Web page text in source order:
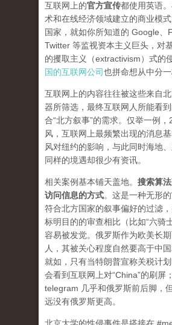
互联网上的官方宣传都使用英语
术和在线经济领域建立的商业模
国家，就如你所知道的 Google、
Twitter 等监视资本主义巨头，对
的攫取主义（extractivism）式的
国的互联网公司也拼命想从中分一
互联网上的内容往往被这些来自
器所筛选，最终互联网人所能看
合“北方叙事”的需求。仅举一例
风，互联网上最频繁出现的消息
风对纽约的影响，与此同时海地
同样的境遇却很少有资讯。
相关案例基本铺天盖地。 搜索算
访问信息的方式。 这是一种无形
符合北方国家的叙事偏好的过滤
标明目的的审查相比（比如“六骑
容易被发觉。俄罗斯作为欧美长
人，其被关心程度自然要高于中国
就如，只有当特朗普宣称关税计
会看到互联网上对“China”的刷屏
telegram 几乎和俄罗斯前后脚，
远没有俄罗斯更高。